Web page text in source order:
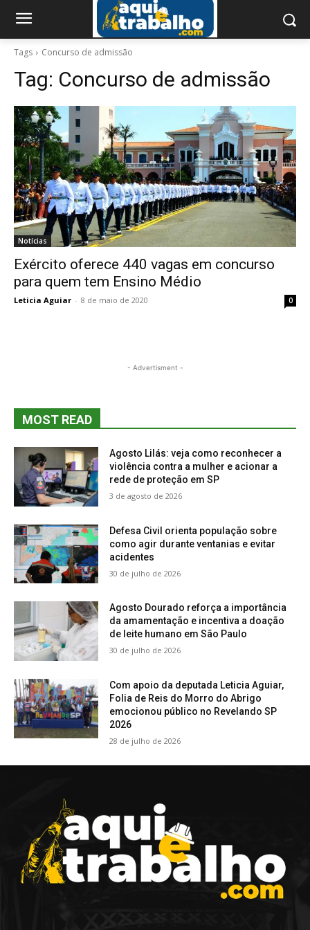
Tags Concurso de admissão
Tag: Concurso de admissão
Notícias
Exército oferece 440 vagas em concurso
para quem tem Ensino Médio
Leticia Aguiar - 8 de maio de 2020 0
- Advertisment -
MOST READ
Agosto Lilás: veja como reconhecer a
violência contra a mulher e acionar a
rede de proteção em SP
3 de agosto de 2026
Defesa Civil orienta população sobre
como agir durante ventanias e evitar
acidentes
30 de julho de 2026
Agosto Dourado reforça a importância
da amamentação e incentiva a doação
de leite humano em São Paulo
30 de julho de 2026
Com apoio da deputada Leticia Aguiar,
Folia de Reis do Morro do Abrigo
emocionou público no Revelando SP
2026
28 de julho de 2026